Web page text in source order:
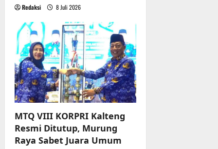
Redaksi 8 Juli 2026
MTQ VIII KORPRI Kalteng
Resmi Ditutup, Murung
Raya Sabet Juara Umum